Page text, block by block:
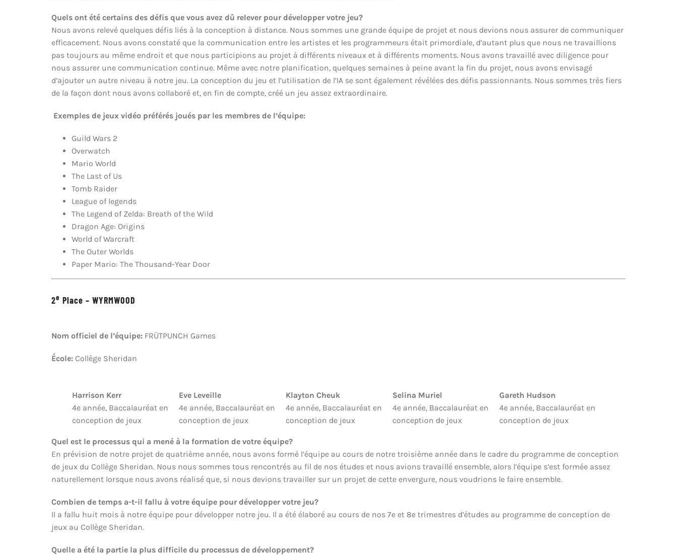
Quels ont été certains des défis que vous avez dû relever pour développer votre jeu?
Nous avons relevé quelques défis liés à la conception à distance. Nous sommes une grande équipe de projet et nous devions nous assurer de communiquer
efficacement. Nous avons constaté que la communication entre les artistes et les programmeurs était primordiale, d’autant plus que nous ne travaillions
pas toujours au même endroit et que nous participions au projet à différents niveaux et à différents moments. Nous avons travaillé avec diligence pour
nous assurer une communication continue. Même avec notre planification, quelques semaines à peine avant la fin du projet, nous avons envisagé
d’ajouter un autre niveau à notre jeu. La conception du jeu et l’utilisation de l’IA se sont également révélées des défis passionnants. Nous sommes très fiers
de la façon dont nous avons collaboré et, en fin de compte, créé un jeu assez extraordinaire.
Exemples de jeux vidéo préférés joués par les membres de l’équipe:
Guild Wars 2
Overwatch
Mario World
The Last of Us
Tomb Raider
League of legends
The Legend of Zelda: Breath of the Wild
Dragon Age: Origins
World of Warcraft
The Outer Worlds
Paper Mario: The Thousand-Year Door
2e Place – WYRMWOOD
Nom officiel de l’équipe: FRÜTPUNCH Games
École: Collège Sheridan
Harrison Kerr
4e année, Baccalauréat en
conception de jeux
Eve Leveille
4e année, Baccalauréat en
conception de jeux
Klayton Cheuk
4e année, Baccalauréat en
conception de jeux
Selina Muriel
4e année, Baccalauréat en
conception de jeux
Gareth Hudson
4e année, Baccalauréat en
conception de jeux
Quel est le processus qui a mené à la formation de votre équipe?
En prévision de notre projet de quatrième année, nous avons formé l’équipe au cours de notre troisième année dans le cadre du programme de conception
de jeux du Collège Sheridan. Nous nous sommes tous rencontrés au fil de nos études et nous avions travaillé ensemble, alors l’équipe s’est formée assez
naturellement lorsque nous avons réalisé que, si nous devions travailler sur un projet de cette envergure, nous voudrions le faire ensemble.
Combien de temps a-t-il fallu à votre équipe pour développer votre jeu?
Il a fallu huit mois à notre équipe pour développer notre jeu. Il a été élaboré au cours de nos 7e et 8e trimestres d’études au programme de conception de
jeux au Collège Sheridan.
Quelle a été la partie la plus difficile du processus de développement?